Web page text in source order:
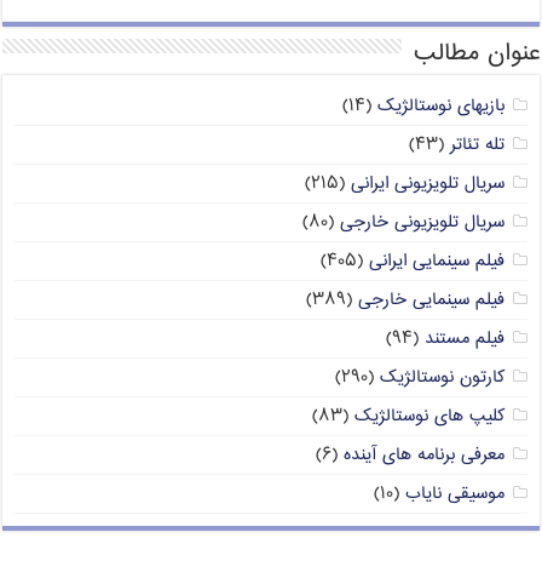
عنوان مطالب
بازیهای نوستالژیک (۱۴)
تله تئاتر(۴۳)
سریال تلویزیونی ایرانی (۲۱۵)
سریال تلویزیونی خارجی (۸۰)
فیلم سینمایی ایرانی (۴۰۵)
فیلم سینمایی خارجی (۳۸۹)
فیلم مستند (۹۴)
کارتون نوستالژیک (۲۹۰)
کلیپ های نوستالژیک (۸۳)
معرفی برنامه های آینده (۶)
موسیقی نایاب (۱۰)